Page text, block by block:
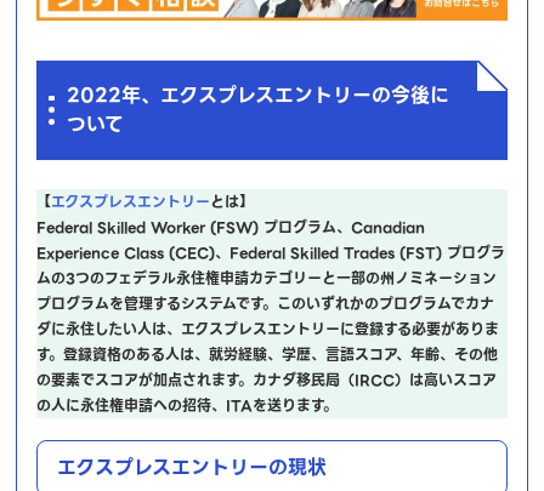
2022年、エクスプレスエントリーの今後に
ついて
【エクスプレスエントリーとは】
Federal Skilled Worker (FSW) プログラム、Canadian
Experience Class (CEC)、Federal Skilled Trades (FST) プログラ
ムの3つのフェデラル永住権申請カテゴリーと一部の州ノミネーション
プログラムを管理するシステムです。このいずれかのプログラムでカナ
ダに永住したい人は、エクスプレスエントリーに登録する必要がありま
す。登録資格のある人は、就労経験、学歴、言語スコア、年齢、その他
の要素でスコアが加点されます。カナダ移民局（IRCC）は高いスコア
の人に永住権申請への招待、ITAを送ります。
エクスプレスエントリーの現状